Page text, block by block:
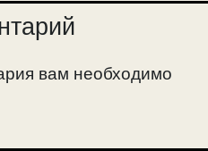
вам необходимо